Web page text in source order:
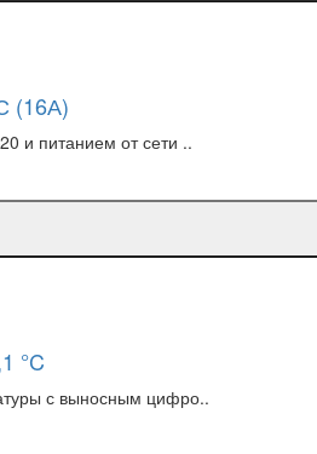
(16А)
и питанием от сети ..
°C
с выносным цифро..